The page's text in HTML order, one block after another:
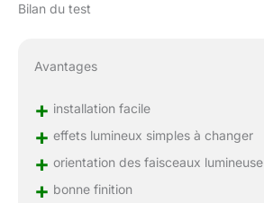
Bilan du test
Avantages
+ installation facile
+ effets lumineux simples à changer
+ orientation des faisceaux lumineuse
+ bonne finition